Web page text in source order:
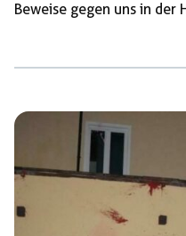
Beweise gegen uns in der
Wohnung und
sich um eine schon
in der antifaschistischen
verschiedenen Gruppen